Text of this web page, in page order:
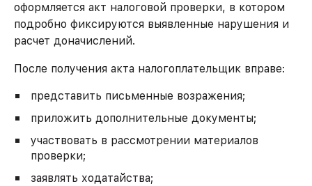
оформляется акт налоговой проверки, в котором
подробно фиксируются выявленные нарушения и
расчет доначислений.
После получения акта налогоплательщик вправе:
представить письменные возражения;
приложить дополнительные документы;
участвовать в рассмотрении материалов
проверки;
заявлять ходатайства;